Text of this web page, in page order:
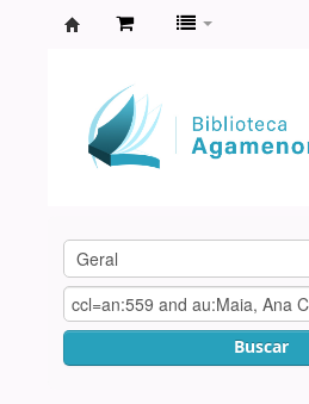
Agamenon
Magalhães
Buscar